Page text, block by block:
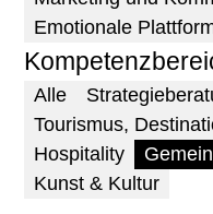
Strategieentwicklung
Entwicklung
Place Brands
Destination Design
Serviced Apartments
Emotionale
Alle
Tourismus,
Hospitality
Kunst & Kultur